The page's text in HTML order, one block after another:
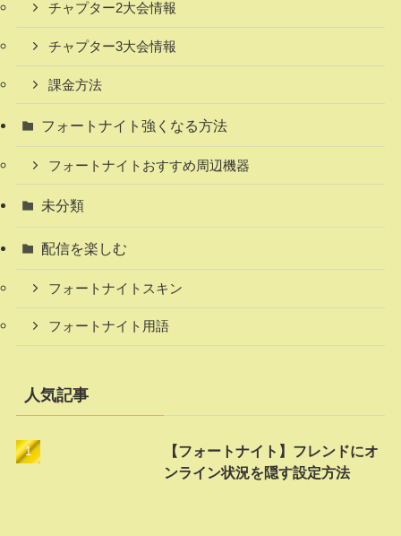
チャプター2大会情報
チャプター3大会情報
課金方法
フォートナイト強くなる方法
フォートナイトおすすめ周辺機器
未分類
配信を楽しむ
フォートナイトスキン
フォートナイト用語
人気記事
【フォートナイト】フレンドにオ
ンライン状況を隠す設定方法